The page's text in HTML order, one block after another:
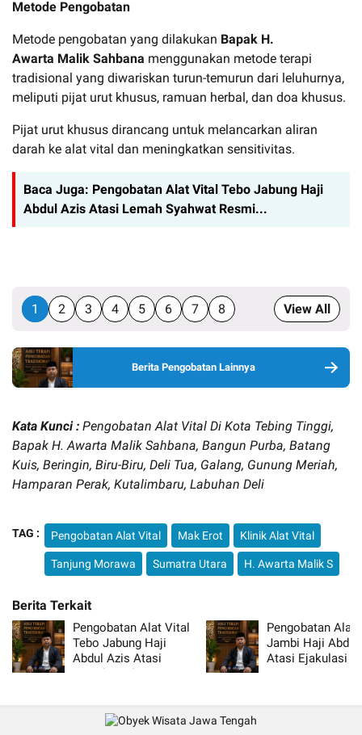
Metode Pengobatan
Metode pengobatan yang dilakukan Bapak H.
Awarta Malik Sahbana menggunakan metode terapi
tradisional yang diwariskan turun-temurun dari leluhurnya,
meliputi pijat urut khusus, ramuan herbal, dan doa khusus.
Pijat urut khusus dirancang untuk melancarkan aliran
darah ke alat vital dan meningkatkan sensitivitas.
Baca Juga: Pengobatan Alat Vital Tebo Jabung Haji
Abdul Azis Atasi Lemah Syahwat Resmi...
1 2 3 4 5 6 7 8 View All
Berita Pengobatan Lainnya
Kata Kunci : Pengobatan Alat Vital Di Kota Tebing Tinggi,
Bapak H. Awarta Malik Sahbana, Bangun Purba, Batang
Kuis, Beringin, Biru-Biru, Deli Tua, Galang, Gunung Meriah,
Hamparan Perak, Kutalimbaru, Labuhan Deli
TAG : Pengobatan Alat Vital Mak Erot Klinik Alat Vital
Tanjung Morawa Sumatra Utara H. Awarta Malik S
Pengobatan Alat Vital
Tebo Jabung Haji
Abdul Azis Atasi
Lemah Syahwat Resmi
Pengobatan Alat
Jambi Haji Abdul
Atasi Ejakulasi